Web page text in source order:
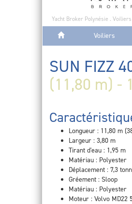
Yacht Broker Polynésie .
Voiliers
SUN FIZZ
(11,80 m) -
Longueur : 11,80 m
Largeur : 3,80 m
Tirant d'eau : 1,95 m
Matériau : Polyester
Déplacement : 7,3
Gréement : Sloop
Matériau : Polyester
Moteur : Volvo MD22